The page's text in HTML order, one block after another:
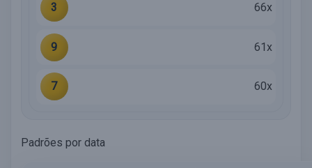
3 66x
9 61x
7 60x
Padrões por data